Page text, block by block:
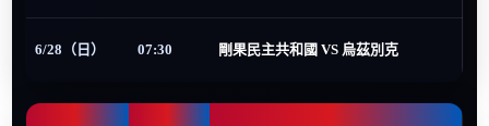
6/28（日） 07:30 剛果民主共和國 VS 烏茲別克